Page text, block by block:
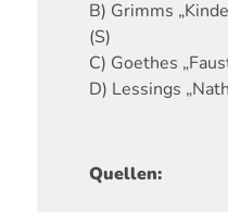
B) Grimms
(S)
C) Goethes
D) Lessings
Quellen: